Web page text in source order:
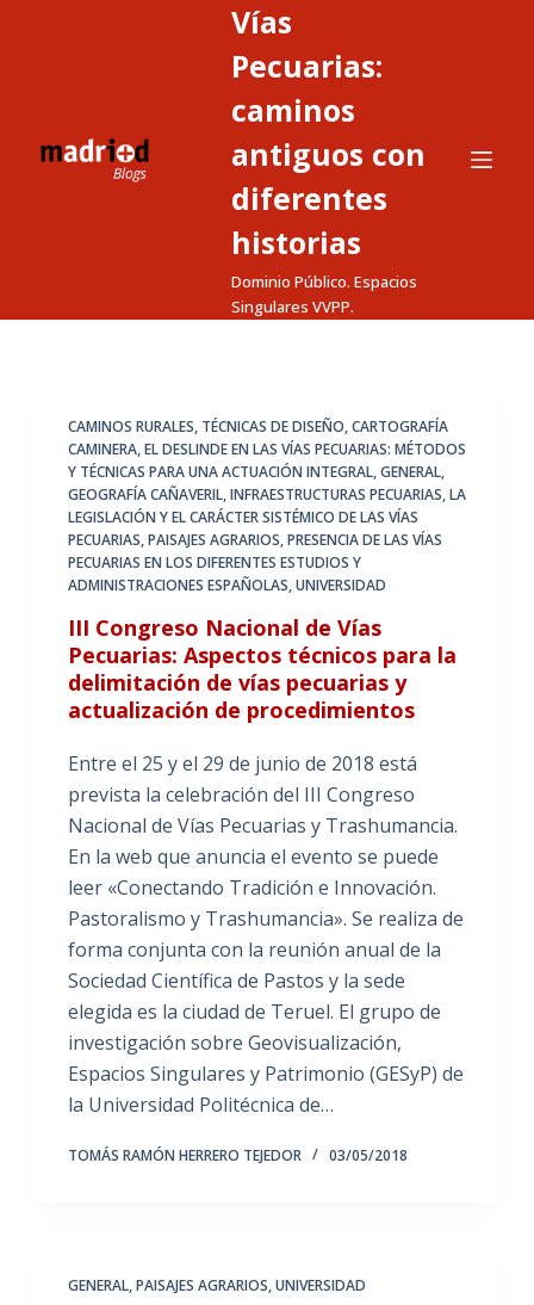
Vías
Pecuarias:
caminos
antiguos con
diferentes
historias
Dominio Público. Espacios
Singulares VVPP.
CAMINOS RURALES, TÉCNICAS DE DISEÑO,CARTOGRAFÍA
CAMINERA,EL DESLINDE EN LAS VÍAS PECUARIAS: MÉTODOS
Y TÉCNICAS PARA UNA ACTUACIÓN INTEGRAL,GENERAL,
GEOGRAFÍA CAÑAVERIL,INFRAESTRUCTURAS PECUARIAS,LA
LEGISLACIÓN Y EL CARÁCTER SISTÉMICO DE LAS VÍAS
PECUARIAS,PAISAJES AGRARIOS,PRESENCIA DE LAS VÍAS
PECUARIAS EN LOS DIFERENTES ESTUDIOS Y
ADMINISTRACIONES ESPAÑOLAS,UNIVERSIDAD
III Congreso Nacional de Vías
Pecuarias: Aspectos técnicos para la
delimitación de vías pecuarias y
actualización de procedimientos
Entre el 25 y el 29 de junio de 2018 está
prevista la celebración del III Congreso
Nacional de Vías Pecuarias y Trashumancia.
En la web que anuncia el evento se puede
leer «Conectando Tradición e Innovación.
Pastoralismo y Trashumancia». Se realiza de
forma conjunta con la reunión anual de la
Sociedad Científica de Pastos y la sede
elegida es la ciudad de Teruel. El grupo de
investigación sobre Geovisualización,
Espacios Singulares y Patrimonio (GESyP) de
la Universidad Politécnica de…
TOMÁS RAMÓN HERRERO TEJEDOR 03/05/2018
GENERAL,PAISAJES AGRARIOS,UNIVERSIDAD